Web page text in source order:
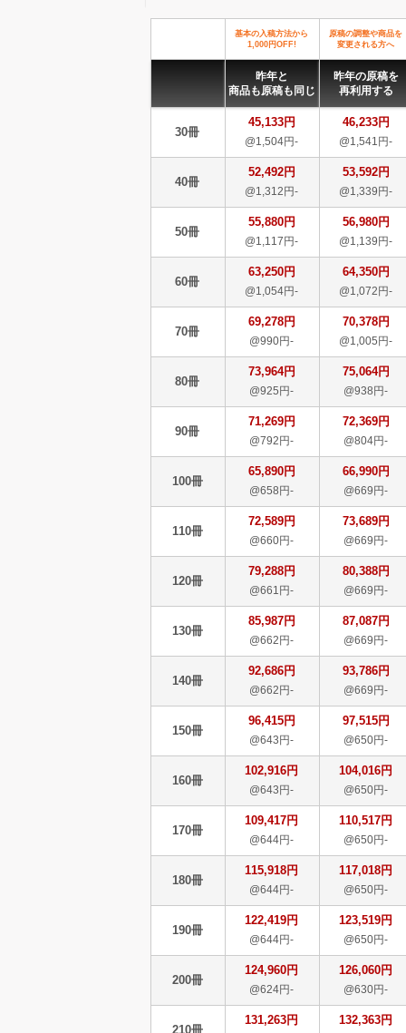
基本の入稿方法から
1,000円OFF!
原稿の調整や商品を
変更される方へ
昨年と
商品も原稿も同じ
昨年の原稿を
再利用する
30冊
45,133円
@1,504円-
46,233円
@1,541円-
40冊
52,492円
@1,312円-
53,592円
@1,339円-
50冊
55,880円
@1,117円-
56,980円
@1,139円-
60冊
63,250円
@1,054円-
64,350円
@1,072円-
70冊
69,278円
@990円-
70,378円
@1,005円-
80冊
73,964円
@925円-
75,064円
@938円-
90冊
71,269円
@792円-
72,369円
@804円-
100冊
65,890円
@658円-
66,990円
@669円-
110冊
72,589円
@660円-
73,689円
@669円-
120冊
79,288円
@661円-
80,388円
@669円-
130冊
85,987円
@662円-
87,087円
@669円-
140冊
92,686円
@662円-
93,786円
@669円-
150冊
96,415円
@643円-
97,515円
@650円-
160冊
102,916円
@643円-
104,016円
@650円-
170冊
109,417円
@644円-
110,517円
@650円-
180冊
115,918円
@644円-
117,018円
@650円-
190冊
122,419円
@644円-
123,519円
@650円-
200冊
124,960円
@624円-
126,060円
@630円-
210冊
131,263円 132,363円